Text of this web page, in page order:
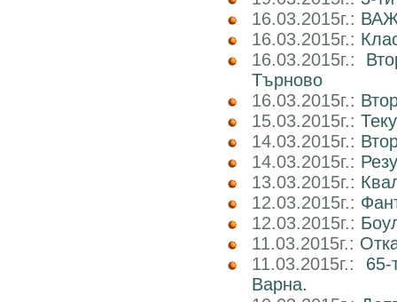
16.03.2015г.:
16.03.2015г.:
16.03.2015г.:
Търново
16.03.2015г.:
15.03.2015г.:
14.03.2015г.:
14.03.2015г.:
13.03.2015г.:
12.03.2015г.:
12.03.2015г.:
11.03.2015г.:
11.03.2015г.:
Варна.